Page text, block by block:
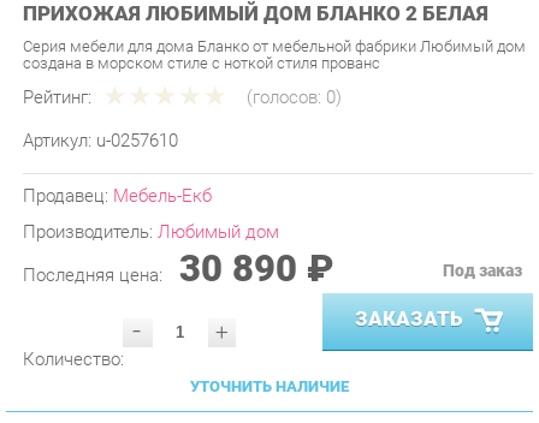
Серия мебели для дома Бланко от мебельной фабрики Любимый дом
создана в морском стиле с ноткой стиля прованс
Рейтинг: (голосов:0 )
Артикул: u-0257610
Продавец:
Производитель:Любимый дом
Последняя цена: 30 890 ₽
- +
ЗАКАЗАТЬ
УТОЧНИТЬ НАЛИЧИЕ
ПРИГЛАСИТЬ ЗАМЕРЩИКА